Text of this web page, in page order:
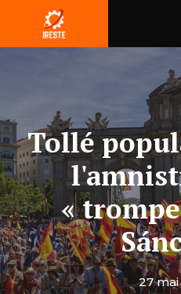
contenu
Tollé
«
27